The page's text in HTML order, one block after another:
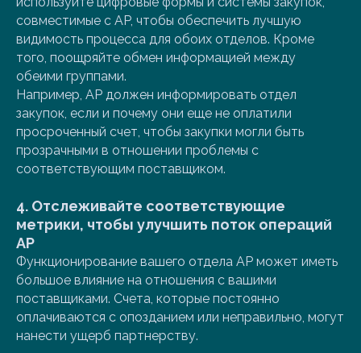
совместимые с AP, чтобы обеспечить лучшую
видимость процесса для обоих отделов. Кроме
того, поощряйте обмен информацией между
обеими группами.
Например, AP должен информировать отдел
закупок, если и почему они еще не оплатили
просроченный счет, чтобы закупки могли быть
прозрачными в отношении проблемы с
соответствующим поставщиком.
4. Отслеживайте соответствующие
метрики, чтобы улучшить поток операций
AP
Функционирование вашего отдела AP может иметь
большое влияние на отношения с вашими
поставщиками. Счета, которые постоянно
оплачиваются с опозданием или неправильно, могут
нанести ущерб партнерству.